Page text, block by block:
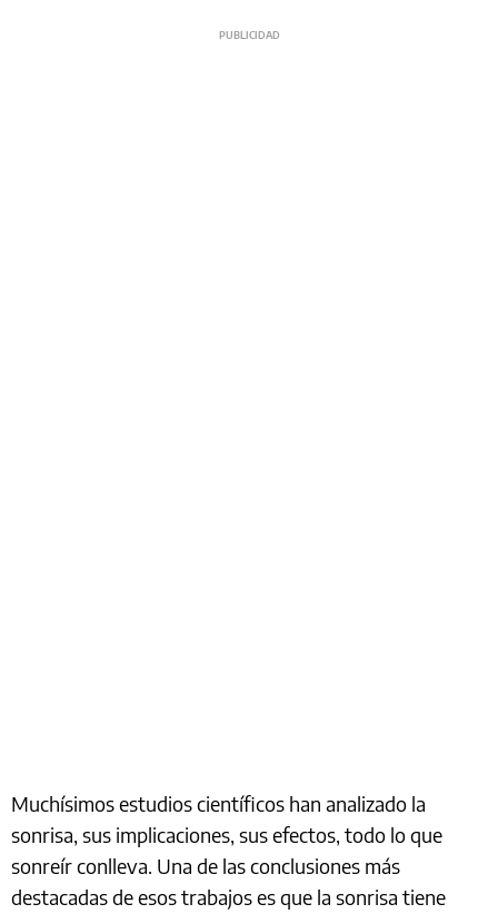
Muchísimos estudios científicos han analizado la
sonrisa, sus implicaciones, sus efectos, todo lo que
sonreír conlleva. Una de las conclusiones más
destacadas de esos trabajos es que la sonrisa tiene